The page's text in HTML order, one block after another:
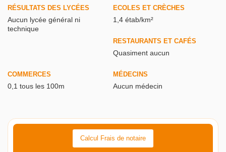
RÉSULTATS DES LYCÉES
Aucun lycée général ni
technique
ECOLES ET CRÈCHES
1,4 étab/km²
RESTAURANTS ET CAFÉS
Quasiment aucun
COMMERCES
0,1 tous les 100m
MÉDECINS
Aucun médecin
Calcul Frais de notaire